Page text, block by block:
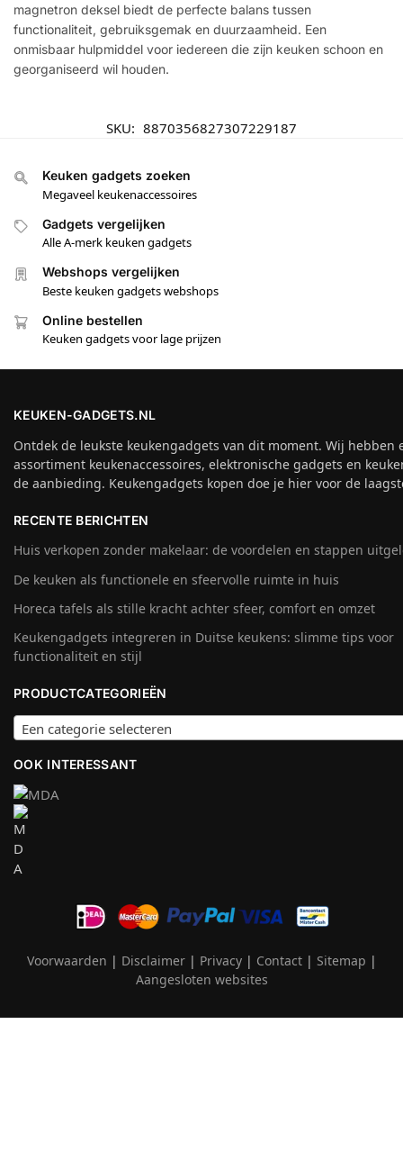
magnetron deksel biedt de perfecte balans tussen
functionaliteit, gebruiksgemak en duurzaamheid. Een
onmisbaar hulpmiddel voor iedereen die zijn keuken schoon en
georganiseerd wil houden.
SKU: 8870356827307229187
Keuken gadgets zoeken
Megaveel keukenaccessoires
Gadgets vergelijken
Alle A-merk keuken gadgets
Webshops vergelijken
Beste keuken gadgets webshops
Online bestellen
Keuken gadgets voor lage prijzen
KEUKEN-GADGETS.NL
Ontdek de leukste keukengadgets van dit moment. Wij hebben
assortiment keukenaccessoires, elektronische gadgets en
de aanbieding. Keukengadgets kopen doe je hier voor de
RECENTE BERICHTEN
Huis verkopen zonder makelaar: de voordelen en stappen
De keuken als functionele en sfeervolle ruimte in huis
Horeca tafels als stille kracht achter sfeer, comfort en omzet
Keukengadgets integreren in Duitse keukens: slimme tips voor
functionaliteit en stijl
PRODUCTCATEGORIEËN
Een categorie selecteren
OOK INTERESSANT
Voorwaarden | Disclaimer| Privacy| Contact| Sitemap |
Aangesloten websites